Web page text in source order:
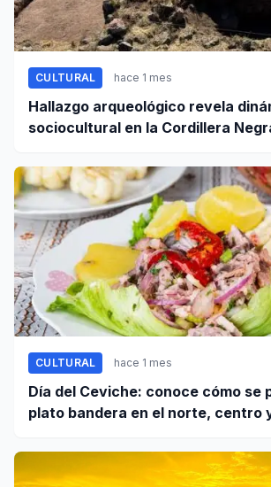
CULTURAL hace 1 mes
Hallazgo arqueológico revela
sociocultural en la Cordillera
CULTURAL hace 1 mes
Día del Ceviche: conoce cómo se
plato bandera en el norte, centro